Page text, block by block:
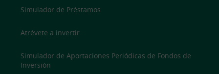
Simulador de Préstamos
Atrévete a invertir
Simulador de Aportaciones Periódicas de Fondos de
Inversión